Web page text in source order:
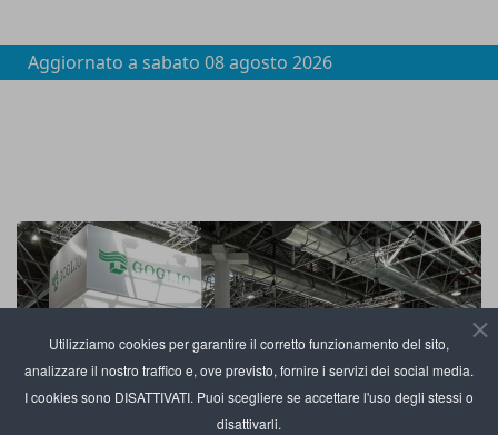
Utilizziamo cookies per garantire il corretto funzionamento del sito,
analizzare il nostro traffico e, ove previsto, fornire i servizi dei social media.
I cookies sono DISATTIVATI. Puoi scegliere se accettare l'uso degli stessi o
disattivarli.
Aggiornato a sabato 08 agosto 2026